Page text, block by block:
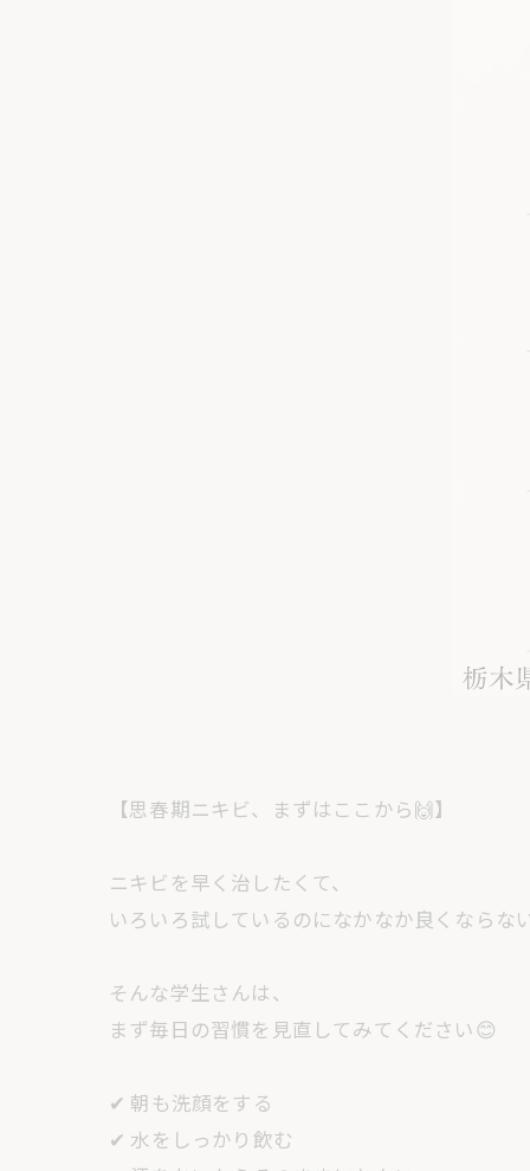
【思春期ニキビ、まずはここから🙌】
ニキビを早く治したくて、
いろいろ試しているのになかなか良くなら
そんな学生さんは、
まず毎日の習慣を見直してみてください😊
✔ 朝も洗顔をする
✔ 水をしっかり飲む